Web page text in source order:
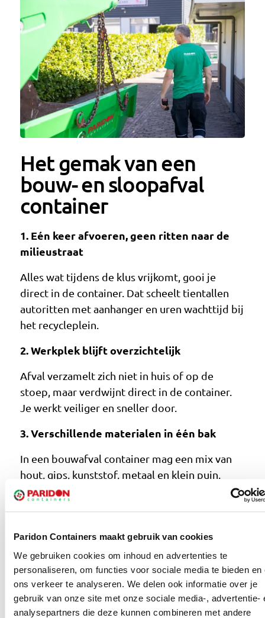
Paridon Containers maakt gebruik van cookies
We gebruiken cookies om inhoud en advertenties te
personaliseren, om functies voor sociale media te bieden en
ons verkeer te analyseren. We delen ook informatie over je
gebruik van onze site met onze sociale media-, advertentie-
analysepartners die deze kunnen combineren met andere
Het gemak van een
bouw- en sloopafval
container
1. Eén keer afvoeren, geen ritten naar de
milieustraat
Alles wat tijdens de klus vrijkomt, gooi je
direct in de container. Dat scheelt tientallen
autoritten met aanhanger en uren wachttijd bij
het recycleplein.
2. Werkplek blijft overzichtelijk
Afval verzamelt zich niet in huis of op de
stoep, maar verdwijnt direct in de container.
Je werkt veiliger en sneller door.
3. Verschillende materialen in één bak
In een bouwafval container mag een mix van
hout, gips, kunststof, metaal en klein puin.
Geen aparte stromen sorteren, één container
4. All-in prijs zonder verrassingen
Plaatsing, 8 weken huur, ophalen en
verwerking zitten in één tarief. Geen
voorrijkosten, geen kiloprijzen, geen
naheffingen.